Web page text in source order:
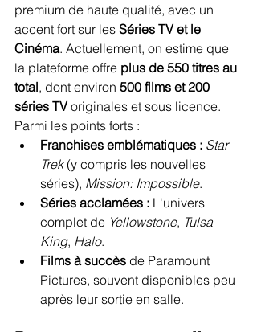
premium de haute qualité, avec un
accent fort sur les Séries TV et le
Cinéma. Actuellement, on estime que
la plateforme offre plus de 550 titres au
total, dont environ 500 films et 200
séries TV originales et sous licence.
Parmi les points forts :
Franchises emblématiques : Star
Trek (y compris les nouvelles
séries), Mission: Impossible.
Séries acclamées : L'univers
complet de Yellowstone, Tulsa
King, Halo.
Films à succès de Paramount
Pictures, souvent disponibles peu
après leur sortie en salle.